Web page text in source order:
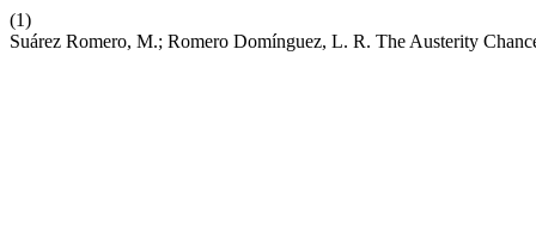
(1)
Suárez Romero, M.; Romero Domínguez, L. R. The Austerity